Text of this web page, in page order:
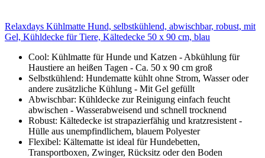
Relaxdays Kühlmatte Hund, selbstkühlend, abwischbar, robust, mit
Gel, Kühldecke für Tiere, Kältedecke 50 x 90 cm, blau
Cool: Kühlmatte für Hunde und Katzen - Abkühlung für
Haustiere an heißen Tagen - Ca. 50 x 90 cm groß
Selbstkühlend: Hundematte kühlt ohne Strom, Wasser oder
andere zusätzliche Kühlung - Mit Gel gefüllt
Abwischbar: Kühldecke zur Reinigung einfach feucht
abwischen - Wasserabweisend und schnell trocknend
Robust: Kältedecke ist strapazierfähig und kratzresistent -
Hülle aus unempfindlichem, blauem Polyester
Flexibel: Kältematte ist ideal für Hundebetten,
Transportboxen, Zwinger, Rücksitz oder den Boden